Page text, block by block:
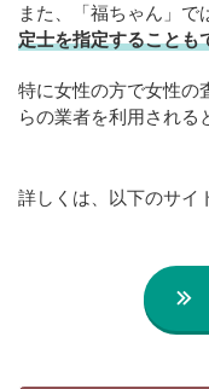
また、「福ちゃん」で
定士を指定することも
特に女性の方で女性の
らの業者を利用される
詳しくは、以下のサイ